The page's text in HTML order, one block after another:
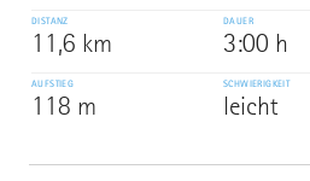
DISTANZ
11,6 km
DAUER
3:00 h
AUFSTIEG
118 m
SCHWIERIGKEIT
leicht